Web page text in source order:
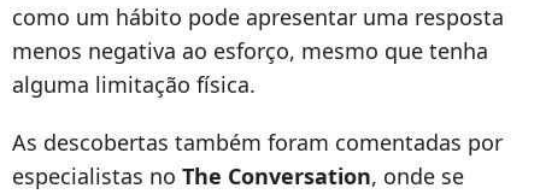
como um hábito pode apresentar uma resposta
menos negativa ao esforço, mesmo que tenha
alguma limitação física.
As descobertas também foram comentadas por
especialistas no The Conversation, onde se